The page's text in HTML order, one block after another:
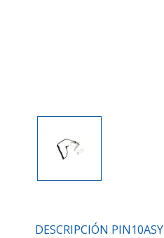
DESCRIPCIÓN PIN10ASY